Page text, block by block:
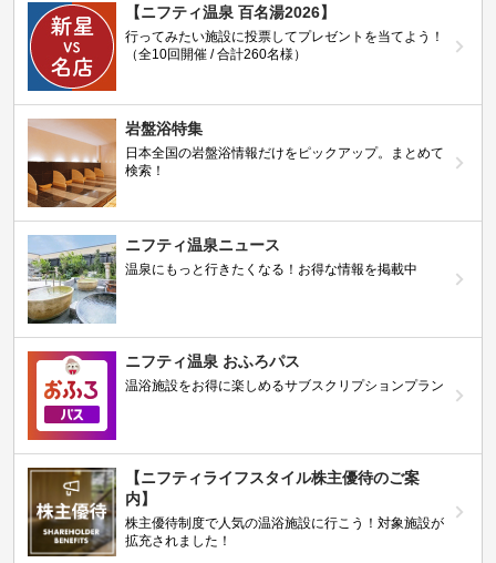
【ニフティ温泉 百名湯2026】
行ってみたい施設に投票してプレゼントを当てよう！
（全10回開催 / 合計260名様）
岩盤浴特集
日本全国の岩盤浴情報だけをピックアップ。まとめて
検索！
ニフティ温泉ニュース
温泉にもっと行きたくなる！お得な情報を掲載中
ニフティ温泉 おふろパス
温浴施設をお得に楽しめるサブスクリプションプラン
【ニフティライフスタイル株主優待のご案
内】
株主優待制度で人気の温浴施設に行こう！対象施設が
拡充されました！